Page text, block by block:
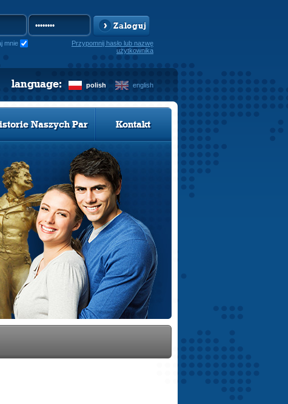
Zaloguj
mnie
Przypomnij hasło lub nazwę
użytkownika
polish english
language:
Naszych Par Kontakt